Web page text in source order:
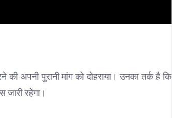
अपनी पुरानी मांग को दोहराया। उनका तर्क है कि
जारी रहेगा।